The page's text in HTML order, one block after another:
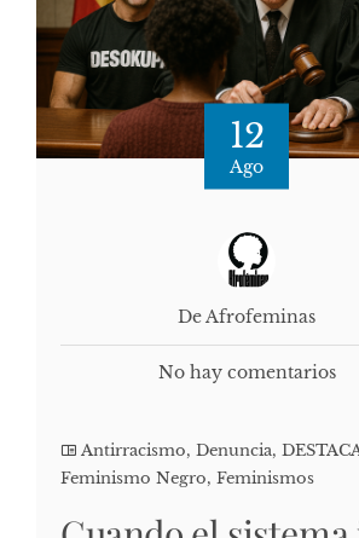
12
Ago
De Afrofeminas
No hay comentarios
Antirracismo, Denuncia,
Feminismo Negro, Feminismos